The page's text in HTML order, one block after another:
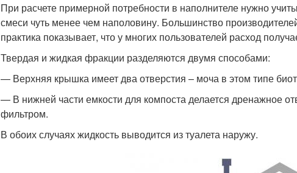
При расчете примерной потребности в наполнителе нужно
смеси чуть менее чем наполовину. Большинство
практика показывает, что у многих пользователей расход
Твердая и жидкая фракции разделяются двумя способами:
— Верхняя крышка имеет два отверстия – моча в этом типе
— В нижней части емкости для компоста делается дренажное
фильтром.
В обоих случаях жидкость выводится из туалета наружу.